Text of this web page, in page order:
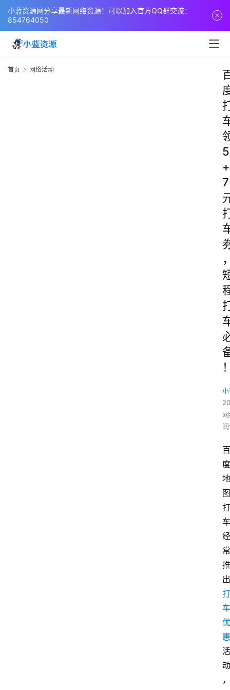
小蓝资源网分享最新网络资源！可以加入官方QQ群交流：
854764050
首页 网络活动
5
+
7
百
度
地
图
打
车
经
常
推
出
打
车
优
惠
活
动
，